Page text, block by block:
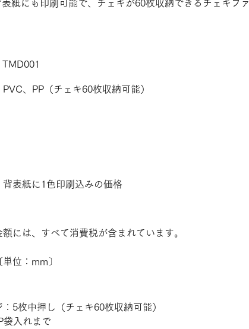
紙にも印刷可能で、チェキが60枚収納できるチェキファ
TMD001
PVC、PP（チェキ60枚収納可能）
背表紙に1色印刷込みの価格
には、すべて消費税が含まれています。
位：mm〕
：5枚中押し（チェキ60枚収納可能）
袋入れまで